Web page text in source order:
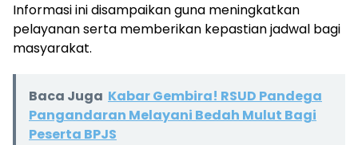
Informasi ini disampaikan guna meningkatkan
pelayanan serta memberikan kepastian jadwal bagi
masyarakat.
Baca Juga Kabar Gembira! RSUD Pandega
Pangandaran Melayani Bedah Mulut Bagi
Peserta BPJS